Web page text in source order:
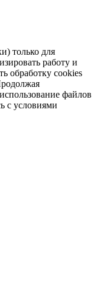
только для
работу и
обработку cookies
файлов
с условиями